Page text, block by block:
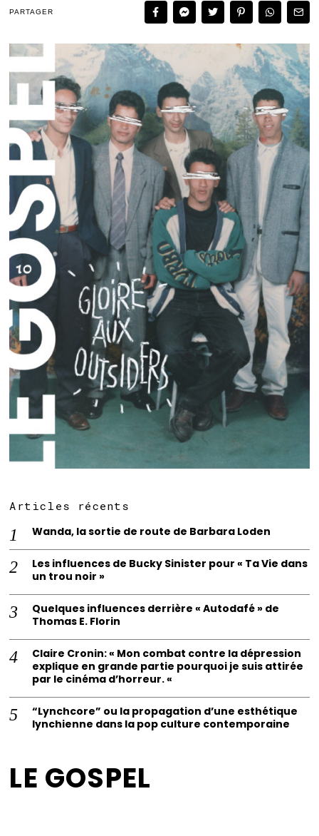
PARTAGER
Articles récents
Wanda, la sortie de route de Barbara Loden
Les influences de Bucky Sinister pour « Ta Vie dans
un trou noir »
Quelques influences derrière « Autodafé » de
Thomas E. Florin
Claire Cronin: « Mon combat contre la dépression
explique en grande partie pourquoi je suis attirée
par le cinéma d’horreur. «
“Lynchcore” ou la propagation d’une esthétique
lynchienne dans la pop culture contemporaine
LE GOSPEL